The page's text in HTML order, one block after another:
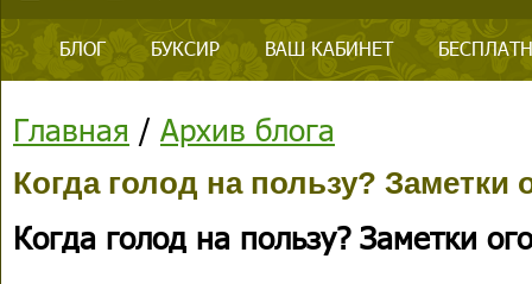
БЛОГ БУКСИР ВАШ КАБИНЕТ
Главная / Архив блога
Когда голод на пользу? Заметки
Когда голод на пользу? Заметки